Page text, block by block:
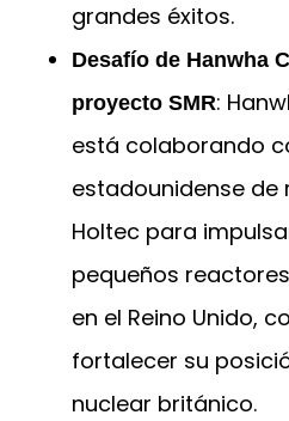
grandes éxitos.
Desafío de Hanwha
proyecto SMR:
está colaborando
estadounidense de
Holtec para
pequeños
en el Reino Unido,
fortalecer su
nuclear británico.